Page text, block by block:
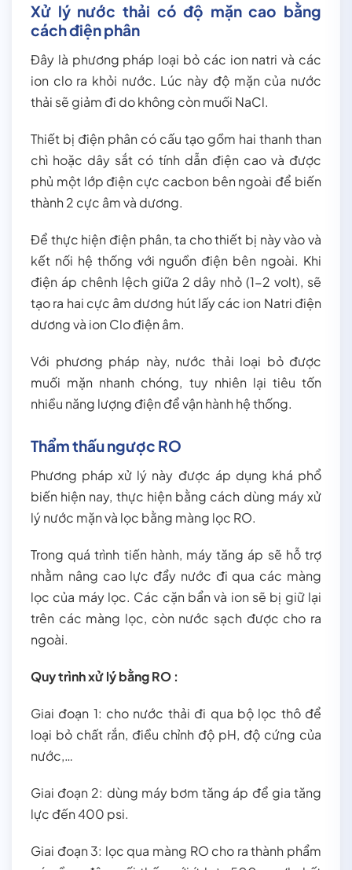
Xử lý nước thải có độ mặn cao bằng
cách điện phân
Đây là phương pháp loại bỏ các ion natri và các
ion clo ra khỏi nước. Lúc này độ mặn của nước
thải sẽ giảm đi do không còn muối NaCl.
Thiết bị điện phân có cấu tạo gồm hai thanh than
chì hoặc dây sắt có tính dẫn điện cao và được
phủ một lớp điện cực cacbon bên ngoài để biến
thành 2 cực âm và dương.
Để thực hiện điện phân, ta cho thiết bị này vào và
kết nối hệ thống với nguồn điện bên ngoài. Khi
điện áp chênh lệch giữa 2 dây nhỏ (1-2 volt), sẽ
tạo ra hai cực âm dương hút lấy các ion Natri điện
dương và ion Clo điện âm.
Với phương pháp này, nước thải loại bỏ được
muối mặn nhanh chóng, tuy nhiên lại tiêu tốn
nhiều năng lượng điện để vận hành hệ thống.
Thẩm thấu ngược RO
Phương pháp xử lý này được áp dụng khá phổ
biến hiện nay, thực hiện bằng cách dùng máy xử
lý nước mặn và lọc bằng màng lọc RO.
Trong quá trình tiến hành, máy tăng áp sẽ hỗ trợ
nhằm nâng cao lực đẩy nước đi qua các màng
lọc của máy lọc. Các cặn bẩn và ion sẽ bị giữ lại
trên các màng lọc, còn nước sạch được cho ra
ngoài.
Quy trình xử lý bằng RO :
Giai đoạn 1: cho nước thải đi qua bộ lọc thô để
loại bỏ chất rắn, điều chỉnh độ pH, độ cứng của
nước,…
Giai đoạn 2: dùng máy bơm tăng áp để gia tăng
lực đến 400 psi.
Giai đoạn 3: lọc qua màng RO cho ra thành phẩm